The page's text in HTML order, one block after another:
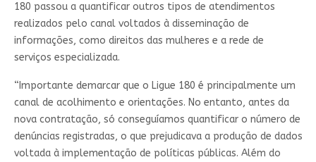
180 passou a quantificar outros tipos de atendimentos
realizados pelo canal voltados à disseminação de
informações, como direitos das mulheres e a rede de
serviços especializada.
“Importante demarcar que o Ligue 180 é principalmente um
canal de acolhimento e orientações. No entanto, antes da
nova contratação, só conseguíamos quantificar o número de
denúncias registradas, o que prejudicava a produção de dados
voltada à implementação de políticas públicas. Além do